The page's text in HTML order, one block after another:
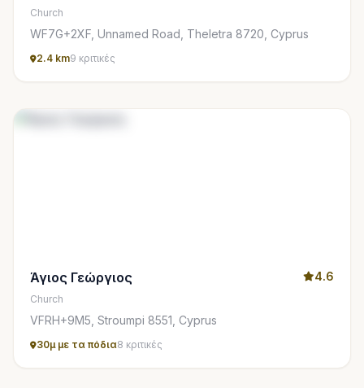
Church
WF7G+2XF, Unnamed Road, Theletra 8720, Cyprus
2.4 km9 κριτικές
Άγιος Γεώργιος 4.6
Church
VFRH+9M5, Stroumpi 8551, Cyprus
30μ με τα πόδια8 κριτικές